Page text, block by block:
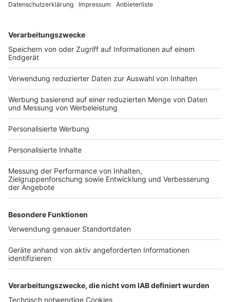
Services
Bauprojekt-Quiz
Häuser-Suche
Hausanbieter-Suche
Bauprojekt-Profil
Für Unternehmen
Ihre Baufirma auf bauen.de
Kostenloses Infogespräch